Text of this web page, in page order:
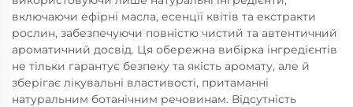
включаючи ефірні масла, есенції квітів та екстракти
рослин, забезпечуючи повністю чистий та автентичний
ароматичний досвід. Ця обережна вибірка інгредієнтів
не тільки гарантує безпеку та якість аромату, але й
зберігає лікувальні властивості, притаманні
натуральним ботанічним речовинам. Відсутність